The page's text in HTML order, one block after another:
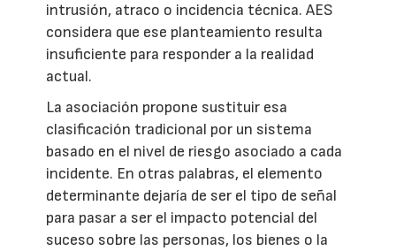
intrusión, atraco o incidencia técnica. AES
considera que ese planteamiento resulta
insuficiente para responder a la realidad
actual.
La asociación propone sustituir esa
clasificación tradicional por un sistema
basado en el nivel de riesgo asociado a cada
incidente. En otras palabras, el elemento
determinante dejaría de ser el tipo de señal
para pasar a ser el impacto potencial del
suceso sobre las personas, los bienes o la